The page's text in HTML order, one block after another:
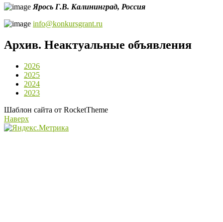
Ярось Г.В. Калининград, Россия
info@konkursgrant.ru
Архив. Неактуальные объявления
2026
2025
2024
2023
Шаблон сайта от RocketTheme
Наверх